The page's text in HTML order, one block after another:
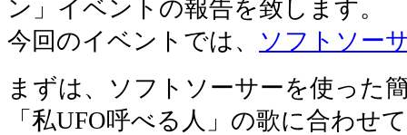
ン」イベントの報告を致します。
今回のイベントでは、 ソフトソー
まずは、ソフトソーサーを使った
「私UFO呼べる人」の歌に合わせ